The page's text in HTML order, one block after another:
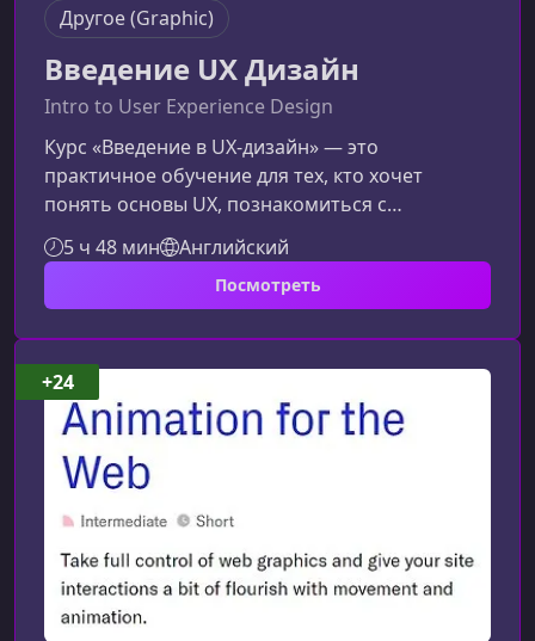
Другое (Graphic)
Введение UX Дизайн
Intro to User Experience Design
Курс «Введение в UX‑дизайн» — это
практичное обучение для тех, кто хочет
понять основы UX, познакомиться с
процессом проектирования цифровых
продуктов и сделать первые шаги в профессии
UX‑дизайнера. Здесь вы узнаете, как создать
опираясь на реальные кейсы и проверенные
методики.Что вы изучите на курсеПрограмма
охватывает ключевые этапы UX‑процесса — от
исследования пользователей до тестирования
прототипов.
5 ч 48 мин Английский
Посмотреть
+24